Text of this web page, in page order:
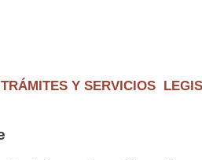
TRÁMITES Y SERVICIOS